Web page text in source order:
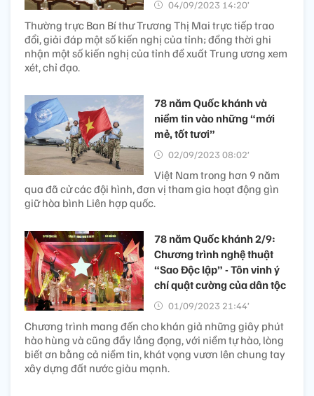
04/09/2023 14:20’
Thường trực Ban Bí thư Trương Thị Mai trực tiếp trao
đổi, giải đáp một số kiến nghị của tỉnh; đồng thời ghi
nhận một số kiến nghị của tỉnh đề xuất Trung ương xem
xét, chỉ đạo.
78 năm Quốc khánh và
niềm tin vào những “mới
mẻ, tốt tươi”
02/09/2023 08:02’
Việt Nam trong hơn 9 năm
qua đã cử các đội hình, đơn vị tham gia hoạt động gìn
giữ hòa bình Liên hợp quốc.
78 năm Quốc khánh 2/9:
Chương trình nghệ thuật
“Sao Độc lập” - Tôn vinh ý
chí quật cường của dân tộc
01/09/2023 21:44’
Chương trình mang đến cho khán giả những giây phút
hào hùng và cũng đầy lắng đọng, với niềm tự hào, lòng
biết ơn bằng cả niềm tin, khát vọng vươn lên chung tay
xây dựng đất nước giàu mạnh.